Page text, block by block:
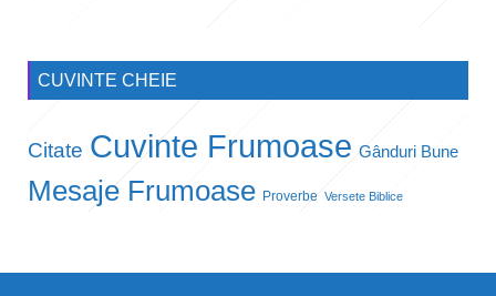
CUVINTE CHEIE
Citate Cuvinte Frumoase Gânduri Bune
Mesaje Frumoase Proverbe Versete Biblice